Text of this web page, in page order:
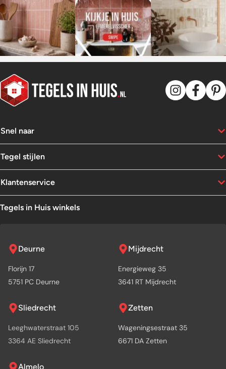
Snel naar
Tegel stijlen
Klantenservice
Tegels in Huis winkels
Deurne
Florijn 17
5751 PC Deurne
Mijdrecht
Energieweg 35
3641 RT Mijdrecht
Sliedrecht
Leeghwaterstraat 105
3364 AE Sliedrecht
Zetten
Wageningsestraat 35
6671 DA Zetten
Almelo